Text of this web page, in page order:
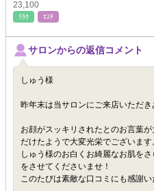
23,100
ﾘﾗｸ ｴｽﾃ
サロンからの返信コメント
しゅう様
昨年末は当サロンにご来店いただき
お顔がスッキリされたとのお言葉
だけたようで大変光栄でございます
しゅう様のお白くお綺麗なお肌を
をさせてくださいませ！
このたびは素敵な口コミにも感謝い